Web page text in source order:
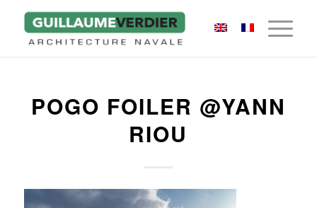
POGO FOILER @YANN
RIOU